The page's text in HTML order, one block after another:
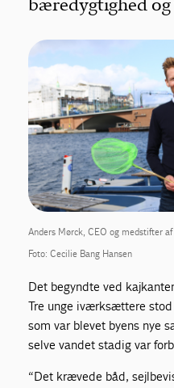
bæredygtighed
Anders Mørck, CEO og medstifter
Foto: Cecilie Bang Hansen
Det begyndte ved
Tre unge iværksættere
som var blevet byens nye
selve vandet stadig var
“Det krævede båd,